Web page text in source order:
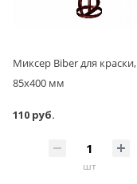
Миксер Biber для краски,
85х400 мм
110 руб.
шт